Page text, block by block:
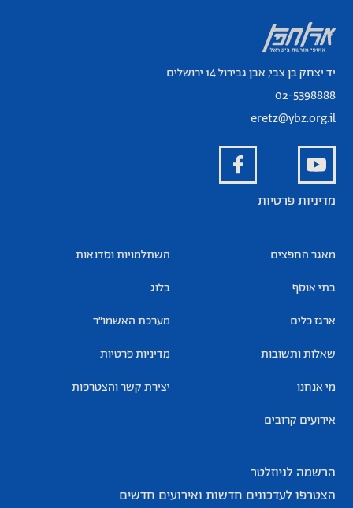
יד יצחק בן צבי, אבן גבירול 14 ירושלים
02-5398888
eretz@ybz.org.il
מדיניות פרטיות
מאגר החפצים
בתי אוסף
ארגז כלים
שאלות ותשובות
מי אנחנו
אירועים קרובים
השתלמויות וסדנאות
בלוג
מערכת האשמו”ר
מדיניות פרטיות
יצירת קשר והצטרפות
הרשמה לניוזלטר
הצטרפו לעדכונים חדשות ואירועים חדשים